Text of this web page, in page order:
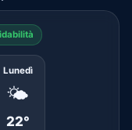
Lunedì
🌤️
22°